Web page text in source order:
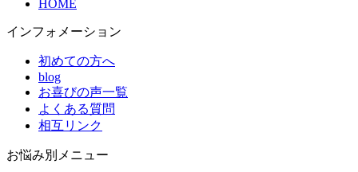
HOME
インフォメーション
初めての方へ
blog
お喜びの声一覧
よくある質問
相互リンク
お悩み別メニュー